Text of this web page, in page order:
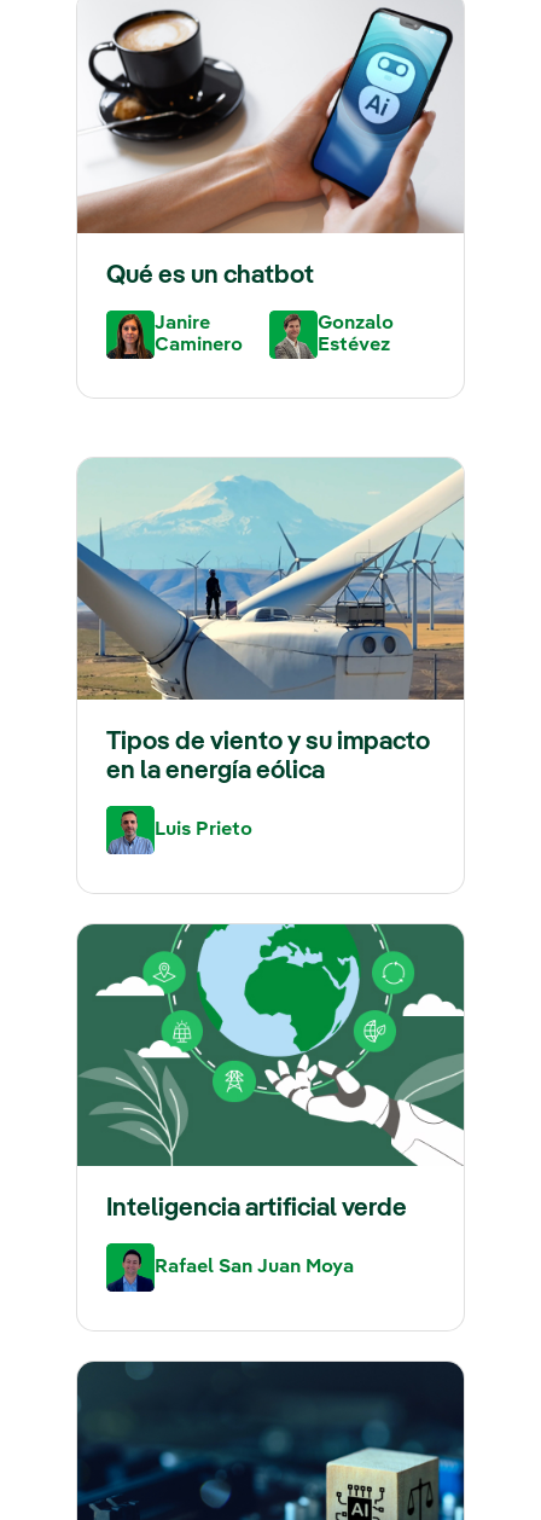
Qué es un chatbot
Janire
Caminero
Gonzalo
Estévez
Tipos de viento y su impacto
en la energía eólica
Luis Prieto
Inteligencia artificial verde
Rafael San Juan Moya